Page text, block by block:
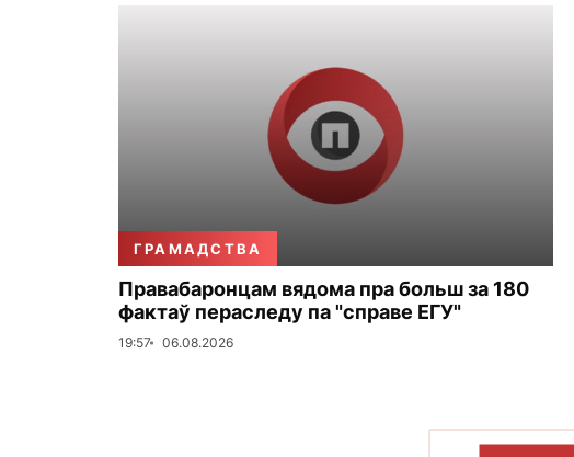
ГРАМАДСТВА
Правабаронцам вядома пра больш за 180
фактаў пераследу па "справе ЕГУ"
19:57 06.08.2026